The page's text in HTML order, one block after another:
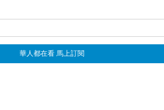
他們的信息應該傳遍世界各地。他們都非
好。我認為，『真』這個理念非常值得關
常支持他們（法輪功）。」
真與善，我也非常認同支持。」